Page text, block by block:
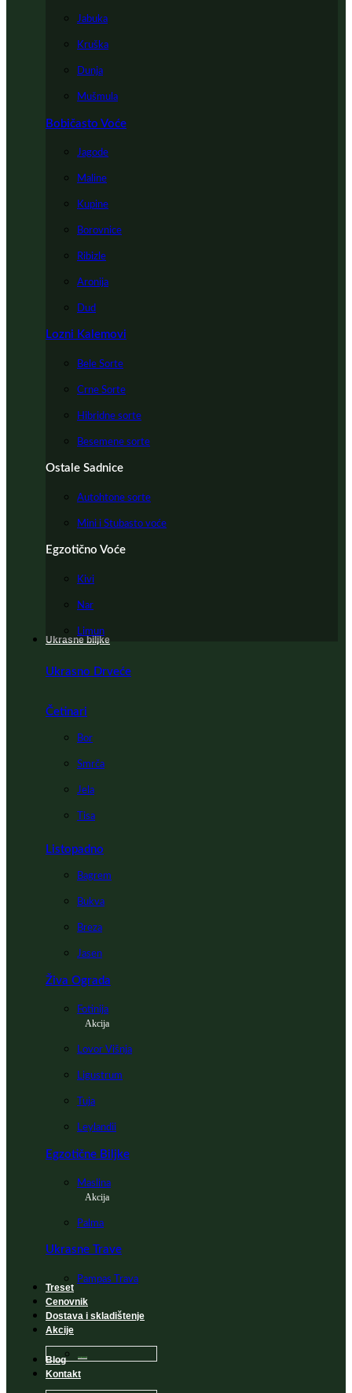
Jabuka
Kruška
Dunja
Mušmula
Bobičasto Voće
Jagode
Maline
Kupine
Borovnice
Ribizle
Aronija
Dud
Lozni Kalemovi
Bele Sorte
Crne Sorte
Hibridne sorte
Besemene sorte
Ostale Sadnice
Autohtone sorte
Mini i Stubasto voće
Egzotično Voće
Kivi
Nar
Limun
Ukrasne biljke
Ukrasno Drveće
Četinari
Bor
Smrča
Jela
Tisa
Listopadno
Bagrem
Bukva
Breza
Jasen
Živa Ograda
Fotinija
Akcija
Lovor Višnja
Ligustrum
Tuja
Leylandii
Egzotične Biljke
Maslina
Akcija
Palma
Ukrasne Trave
Pampas Trava
Treset
Cenovnik
Dostava i skladištenje
Akcije
Blog
Kontakt